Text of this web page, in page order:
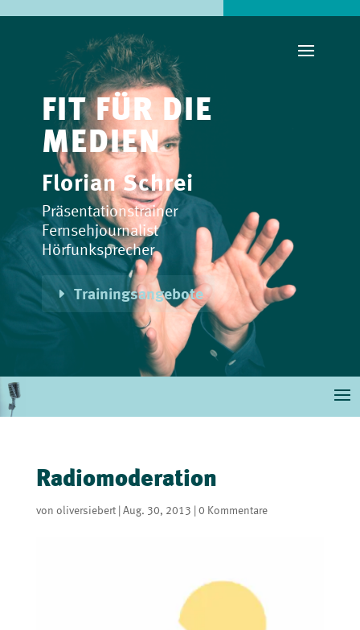
FIT FÜR DIE
MEDIEN
Florian Schrei
Präsentationstrainer
Fernsehjournalist
Hörfunksprecher
Trainingsangebote
Radiomoderation
von oliversiebert|Aug. 30, 2013 |0 Kommentare